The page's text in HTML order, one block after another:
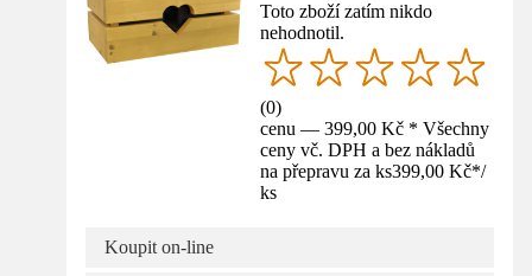
Toto zboží zatím nikdo
nehodnotil.
(0)
cenu — 399,00 Kč * Všechny
ceny vč. DPH a bez nákladů
na přepravu za ks399,00 Kč*/
ks
Koupit on-line